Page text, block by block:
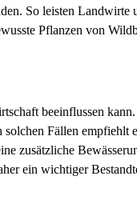
So leisten Landwirte
Pflanzen von
beeinflussen
Fällen empfiehlt
zusätzliche
ein wichtiger